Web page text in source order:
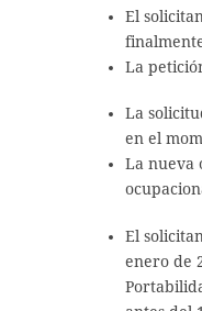
El
La
La
en el
La nueva
El
enero de